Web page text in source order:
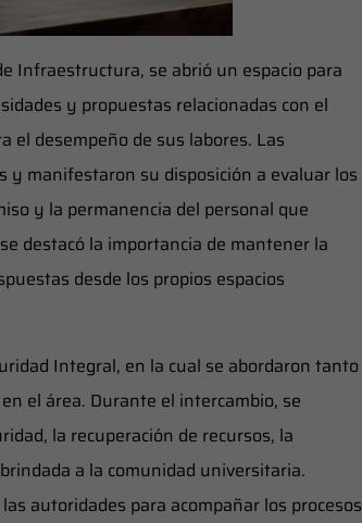
Infraestructura, se abrió un espacio para
y propuestas relacionadas con el
el desempeño de sus labores. Las
y manifestaron su disposición a evaluar los
y la permanencia del personal que
destacó la importancia de mantener la
desde los propios espacios
Integral, en la cual se abordaron tanto
el área. Durante el intercambio, se
la recuperación de recursos, la
a la comunidad universitaria.
autoridades para acompañar los procesos